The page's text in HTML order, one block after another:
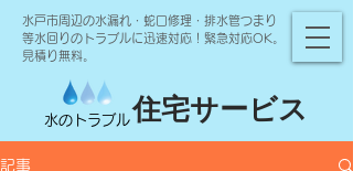
水戸市周辺の水漏れ・蛇口修理・排水管つまり
等水回りのトラブルに迅速対応！緊急対応OK。
見積り無料。
水のトラブル住宅サービス
記事